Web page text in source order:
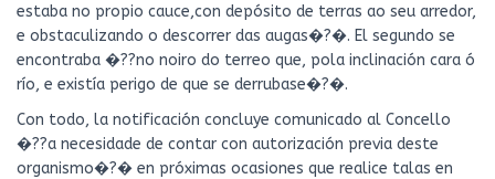
estaba no propio cauce,con depósito de terras ao seu arredor,
e obstaculizando o descorrer das augas�?�. El segundo se
encontraba �??no noiro do terreo que, pola inclinación cara ó
río, e existía perigo de que se derrubase�?�.
Con todo, la notificación concluye comunicado al Concello
�??a necesidade de contar con autorización previa deste
organismo�?� en próximas ocasiones que realice talas en